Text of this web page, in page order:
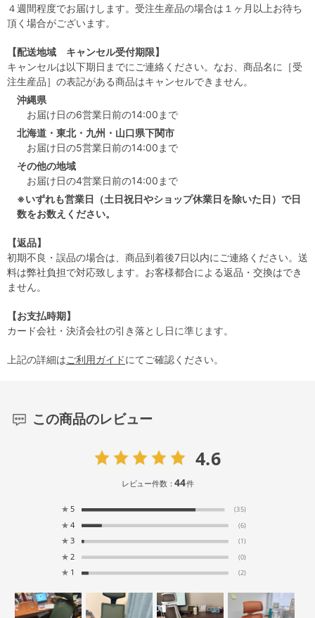
４週間程度でお届けします。受注生産品の場合は１ヶ月以上お待ち
頂く場合がございます。
【配送地域 キャンセル受付期限】
キャンセルは以下期日までにご連絡ください。なお、商品名に［受
注生産品］の表記がある商品はキャンセルできません。
沖縄県
お届け日の6営業日前の14:00まで
北海道・東北・九州・山口県下関市
お届け日の5営業日前の14:00まで
その他の地域
お届け日の4営業日前の14:00まで
※いずれも営業日（土日祝日やショップ休業日を除いた日）で日
数をお数えください。
【返品】
初期不良・誤品の場合は、商品到着後7日以内にご連絡ください。送
料は弊社負担で対応致します。お客様都合による返品・交換はでき
ません。
【お支払時期】
カード会社・決済会社の引き落とし日に準じます。
上記の詳細はご利用ガイドにてご確認ください。
この商品のレビュー
4.6
レビュー件数：44件
★ 5 (35)
★ 4 (6)
★ 3 (1)
★ 2 (0)
★ 1 (2)